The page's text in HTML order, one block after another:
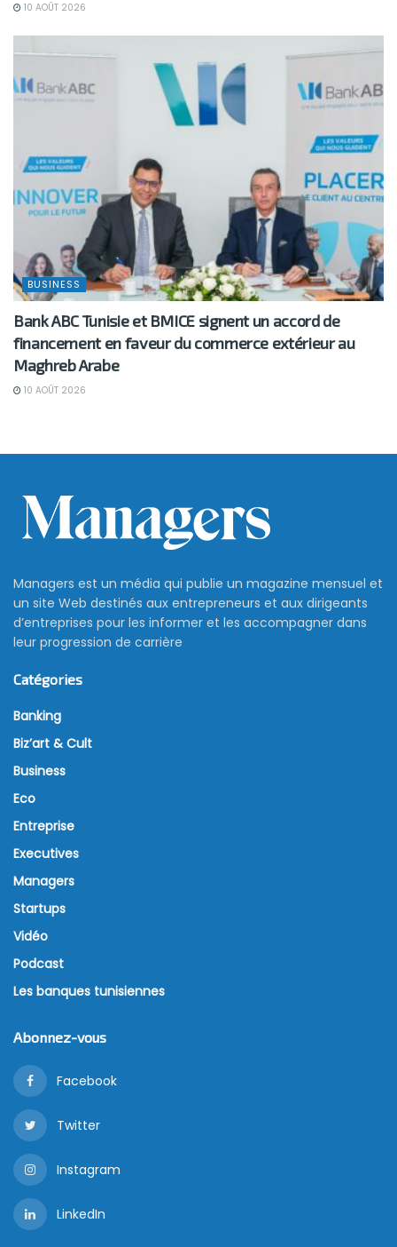
10 AOÛT 2026
BUSINESS
Bank ABC Tunisie et BMICE signent un accord de
financement en faveur du commerce extérieur au
Maghreb Arabe
10 AOÛT 2026
Managers est un média qui publie un magazine mensuel et
un site Web destinés aux entrepreneurs et aux dirigeants
d’entreprises pour les informer et les accompagner dans
leur progression de carrière
Catégories
Banking
Biz’art & Cult
Business
Eco
Entreprise
Executives
Managers
Startups
Vidéo
Podcast
Les banques tunisiennes
Abonnez-vous
Facebook
Twitter
Instagram
LinkedIn